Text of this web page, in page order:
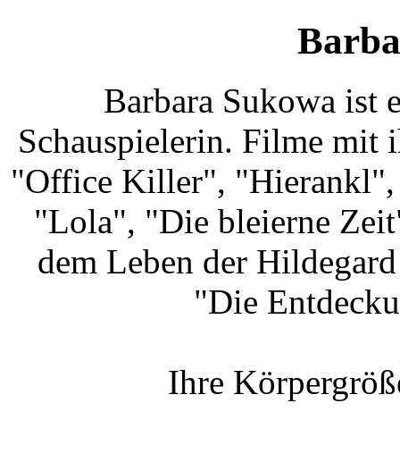
Barbara Sukowa ist
Schauspielerin. Filme mit
"Office Killer", "Hierankl",
"Lola", "Die bleierne
dem Leben der
"Die
Ihre